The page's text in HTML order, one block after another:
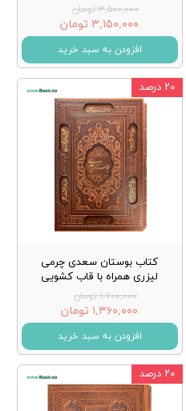
۳,۵۰۰,۰۰۰ تومان
۳,۱۵۰,۰۰۰ تومان
افزودن به سبد خرید
کتاب بوستان سعدی چرمی
لیزری همراه با قاب کشویی
۱,۷۰۰,۰۰۰ تومان
۱,۳۶۰,۰۰۰ تومان
افزودن به سبد خرید
۲۰ درصد
۲۰ درصد